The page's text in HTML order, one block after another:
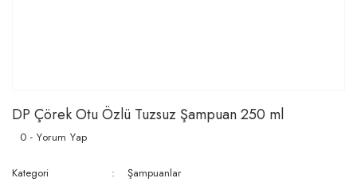
DP Çörek Otu Özlü Tuzsuz Şampuan 250 ml
0 - Yorum Yap
Kategori
Şampuanlar